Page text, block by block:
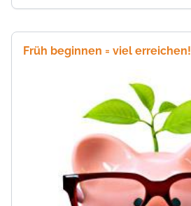
Früh beginnen = viel erreichen!